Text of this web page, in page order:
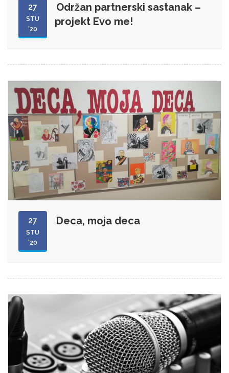
27
STU
'20
Održan partnerski sastanak –
projekt Evo me!
27
STU
'20
Deca, moja deca